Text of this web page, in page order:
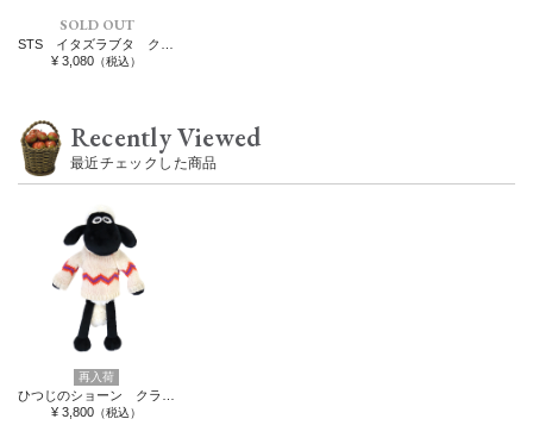
SOLD OUT
¥ 3,080 （税込）
Recently Viewed
最近チェックした商品
再入荷
¥ 3,800 （税込）